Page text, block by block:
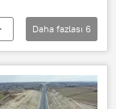
Daha fazlası 6